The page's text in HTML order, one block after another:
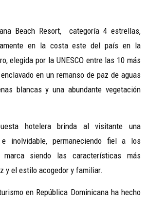
Beach Resort, categoría 4 estrellas,
en la costa este del país en la
elegida por la UNESCO entre las 10 más
en un remanso de paz de aguas
blancas y una abundante vegetación
hotelera brinda al visitante una
inolvidable, permaneciendo fiel a los
siendo las características más
y el estilo acogedor y familiar.
en República Dominicana ha hecho